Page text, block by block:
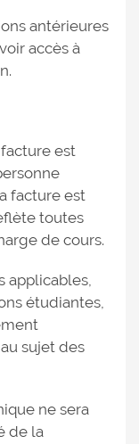
antérieures
accès à
est
facture est
toutes
de cours.
applicables,
étudiantes,
sujet des
ne sera
de la